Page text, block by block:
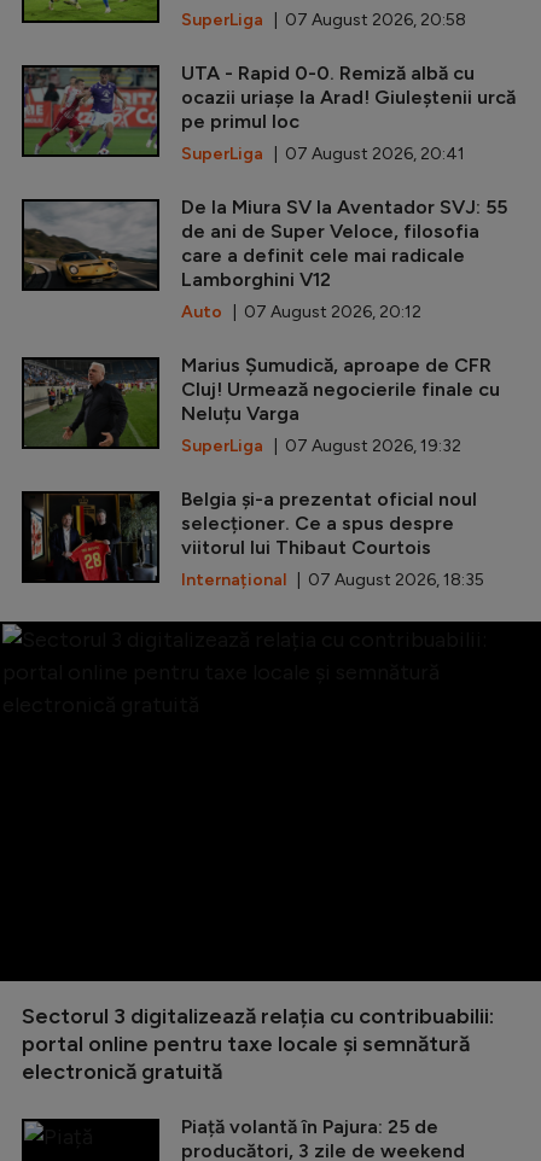
SuperLiga | 07 August 2026, 20:58
UTA - Rapid 0-0. Remiză albă cu
ocazii uriașe la Arad! Giuleștenii urcă
pe primul loc
SuperLiga | 07 August 2026, 20:41
De la Miura SV la Aventador SVJ: 55
de ani de Super Veloce, filosofia
care a definit cele mai radicale
Lamborghini V12
Auto | 07 August 2026, 20:12
Marius Șumudică, aproape de CFR
Cluj! Urmează negocierile finale cu
Neluțu Varga
SuperLiga | 07 August 2026, 19:32
Belgia și-a prezentat oficial noul
selecționer. Ce a spus despre
viitorul lui Thibaut Courtois
Internațional | 07 August 2026, 18:35
Sectorul 3 digitalizează relația cu contribuabilii:
portal online pentru taxe locale și semnătură
electronică gratuită
Piață volantă în Pajura: 25 de
producători, 3 zile de weekend